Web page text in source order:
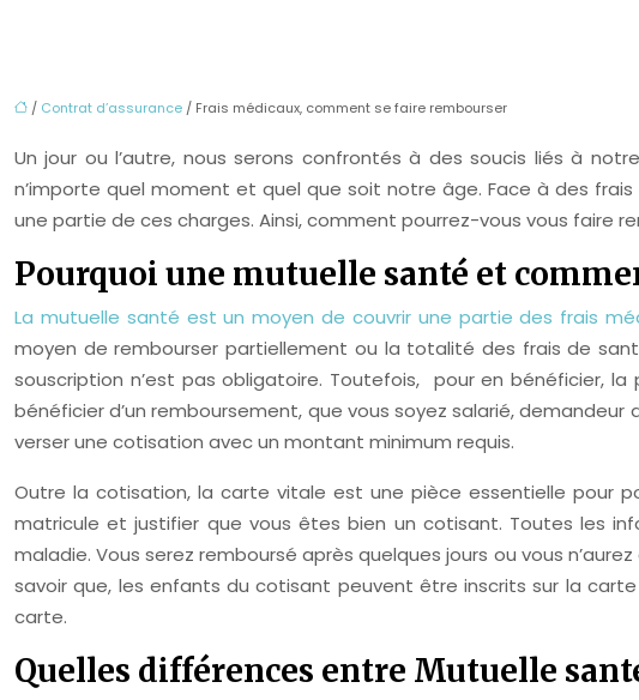
/ Contrat d’assurance / Frais médicaux, comment se faire rembourser
Un jour ou l’autre, nous serons confrontés à des soucis liés à
n’importe quel moment et quel que soit notre âge. Face à des
une partie de ces charges. Ainsi, comment pourrez-vous vous faire
Pourquoi une mutuelle santé et
La mutuelle santé est un moyen de couvrir une partie des frais
moyen de rembourser partiellement ou la totalité des frais de
souscription n’est pas obligatoire. Toutefois, pour en bénéficier,
bénéficier d’un remboursement, que vous soyez salarié,
verser une cotisation avec un montant minimum requis.
Outre la cotisation, la carte vitale est une pièce essentielle pour
matricule et justifier que vous êtes bien un cotisant. Toutes les
maladie. Vous serez remboursé après quelques jours ou vous
savoir que, les enfants du cotisant peuvent être inscrits sur la
carte.
Quelles différences entre Mutuelle